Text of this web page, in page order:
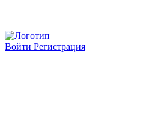
Войти Регистрация